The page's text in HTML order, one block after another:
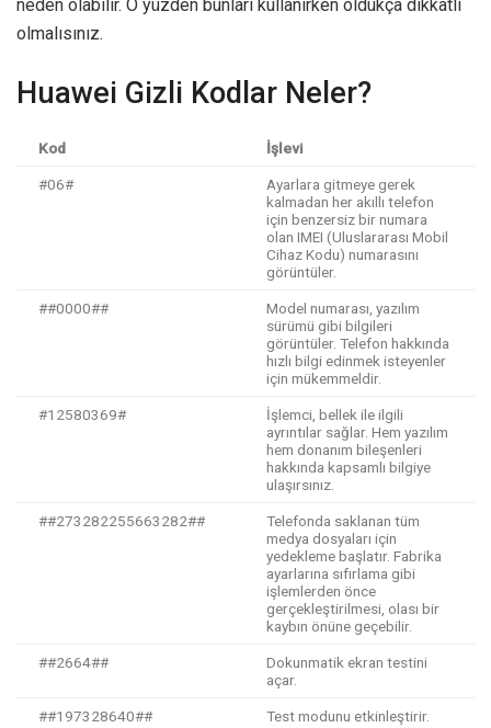
neden olabilir. O yüzden bunları kullanırken oldukça dikkatli
olmalısınız.
Huawei Gizli Kodlar Neler?
Kod İşlevi
#06#
Ayarlara gitmeye gerek
kalmadan her akıllı telefon
için benzersiz bir numara
olan IMEI (Uluslararası Mobil
Cihaz Kodu) numarasını
görüntüler.
##0000##
Model numarası, yazılım
sürümü gibi bilgileri
görüntüler. Telefon hakkında
hızlı bilgi edinmek isteyenler
için mükemmeldir.
#12580369#
İşlemci, bellek ile ilgili
ayrıntılar sağlar. Hem yazılım
hem donanım bileşenleri
hakkında kapsamlı bilgiye
ulaşırsınız.
##273282255663282##
Telefonda saklanan tüm
medya dosyaları için
yedekleme başlatır. Fabrika
ayarlarına sıfırlama gibi
işlemlerden önce
gerçekleştirilmesi, olası bir
kaybın önüne geçebilir.
##2664##
Dokunmatik ekran testini
açar.
##197328640## Test modunu etkinleştirir.